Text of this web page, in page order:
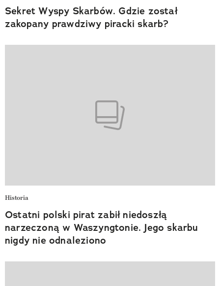
Sekret Wyspy Skarbów. Gdzie został
zakopany prawdziwy piracki skarb?
Historia
Ostatni polski pirat zabił niedoszłą
narzeczoną w Waszyngtonie. Jego skarbu
nigdy nie odnaleziono